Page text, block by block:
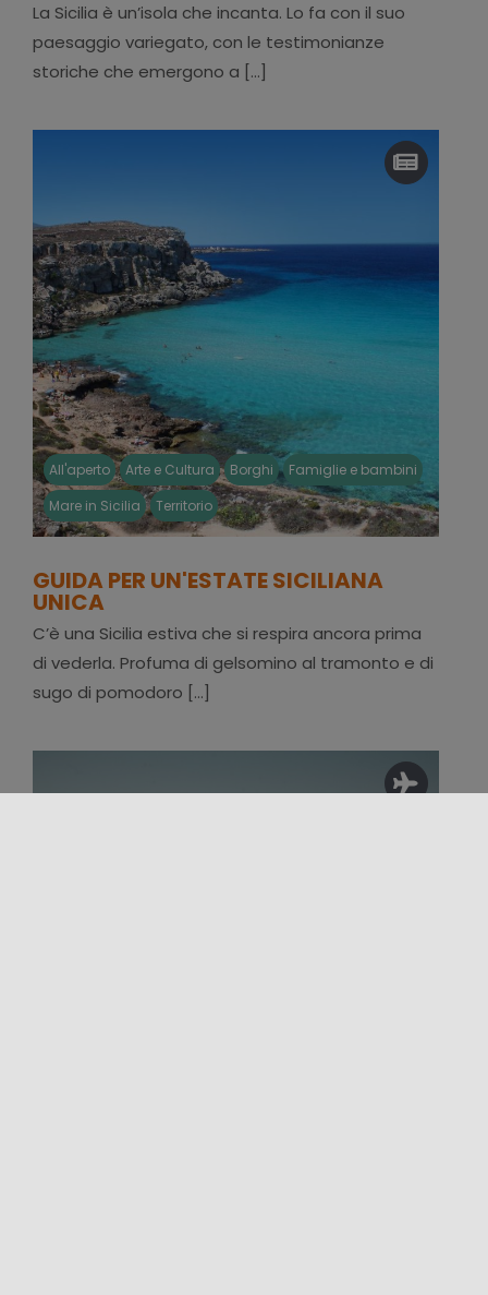
La Sicilia è un’isola che incanta. Lo fa con il suo
paesaggio variegato, con le testimonianze
storiche che emergono a [...]
All'aperto Arte e Cultura Borghi
Famiglie e bambini
Mare in Sicilia
Territorio
GUIDA PER UN'ESTATE SICILIANA
UNICA
C’è una Sicilia estiva che si respira ancora prima
di vederla. Profuma di gelsomino al tramonto e di
sugo di pomodoro [...]